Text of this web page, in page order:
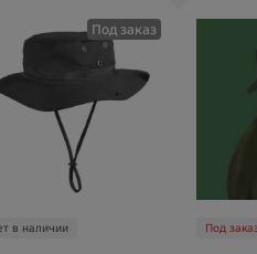
Под заказ
в наличии Под